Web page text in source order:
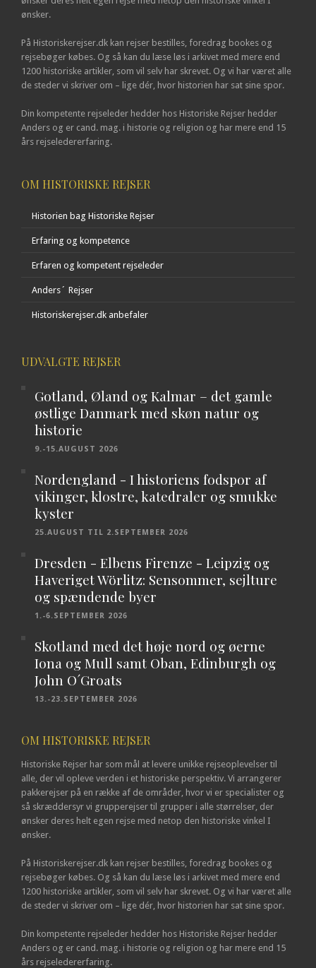
ønsker.
På Historiskerejser.dk kan rejser bestilles, foredrag bookes og
rejsebøger købes. Og så kan du læse løs i arkivet med mere end
1200 historiske artikler, som vil selv har skrevet. Og vi har været alle
de steder vi skriver om – lige dér, hvor historien har sat sine spor.
Din kompetente rejseleder hedder hos Historiske Rejser hedder
Anders og er cand. mag. i historie og religion og har mere end 15
års rejseledererfaring.
OM HISTORISKE REJSER
Historien bag Historiske Rejser
Erfaring og kompetence
Erfaren og kompetent rejseleder
Anders´ Rejser
Historiskerejser.dk anbefaler
UDVALGTE REJSER
Gotland, Øland og Kalmar – det gamle
østlige Danmark med skøn natur og
historie
9.-15.AUGUST 2026
Nordengland - I historiens fodspor af
vikinger, klostre, katedraler og smukke
kyster
25.AUGUST TIL 2.SEPTEMBER 2026
Dresden - Elbens Firenze - Leipzig og
Haveriget Wörlitz: Sensommer, sejlture
og spændende byer
1.-6.SEPTEMBER 2026
Skotland med det høje nord og øerne
Iona og Mull samt Oban, Edinburgh og
John O´Groats
13.-23.SEPTEMBER 2026
OM HISTORISKE REJSER
Historiske Rejser har som mål at levere unikke rejseoplevelser til
alle, der vil opleve verden i et historiske perspektiv. Vi arrangerer
pakkerejser på en række af de områder, hvor vi er specialister og
så skræddersyr vi grupperejser til grupper i alle størrelser, der
ønsker deres helt egen rejse med netop den historiske vinkel I
ønsker.
På Historiskerejser.dk kan rejser bestilles, foredrag bookes og
rejsebøger købes. Og så kan du læse løs i arkivet med mere end
1200 historiske artikler, som vil selv har skrevet. Og vi har været alle
de steder vi skriver om – lige dér, hvor historien har sat sine spor.
Din kompetente rejseleder hedder hos Historiske Rejser hedder
Anders og er cand. mag. i historie og religion og har mere end 15
års rejseledererfaring.